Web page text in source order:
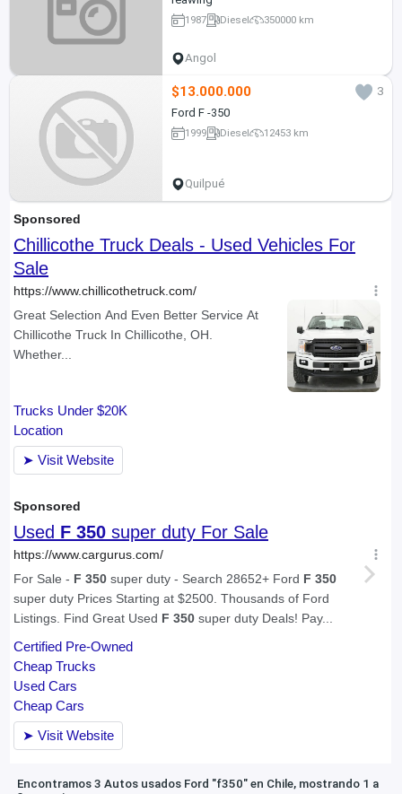
1987 Diesel 350000 km
Angol
$13.000.000
3
Ford F -350
1999 Diesel 12453 km
Quilpué
Encontramos 3 Autos usados Ford "f350" en Chile, mostrando 1 a